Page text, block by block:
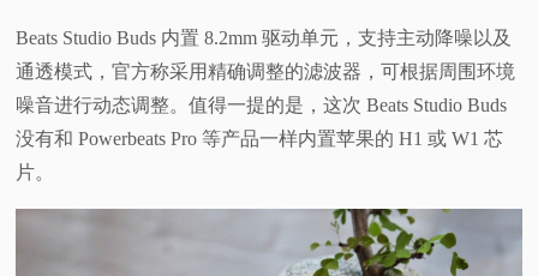
Beats Studio Buds 内置 8.2mm 驱动单元，支持主动降噪以及
通透模式，官方称采用精确调整的滤波器，可根据周围环境
噪音进行动态调整。值得一提的是，这次 Beats Studio Buds
没有和 Powerbeats Pro 等产品一样内置苹果的 H1 或 W1 芯
片。